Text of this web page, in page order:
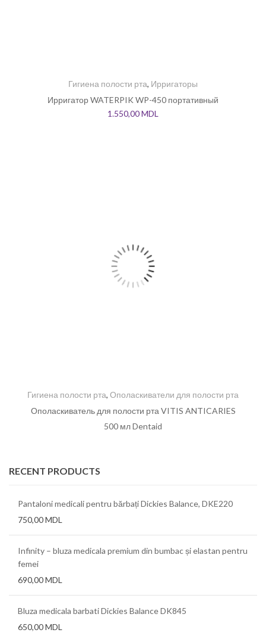
Гигиена полости рта, Ирригаторы
Ирригатор WATERPIK WP-450 портативный
1.550,00MDL
Гигиена полости рта, Ополаскиватели для полости рта
Ополаскиватель для полости рта VITIS ANTICARIES
500 мл Dentaid
RECENT PRODUCTS
Pantaloni medicali pentru bărbați Dickies Balance, DKE220
750,00MDL
Infinity – bluza medicala premium din bumbac și elastan pentru
femei
690,00MDL
Bluza medicala barbati Dickies Balance DK845
650,00MDL